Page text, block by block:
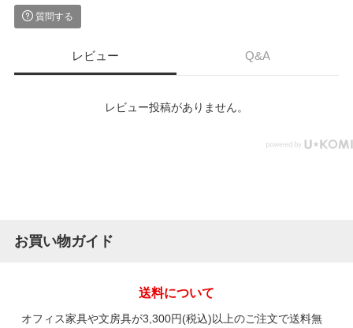
質問する
レビュー Q&A
レビュー投稿がありません。
お買い物ガイド
送料について
オフィス家具や文房具が3,300円(税込)以上のご注文で送料無